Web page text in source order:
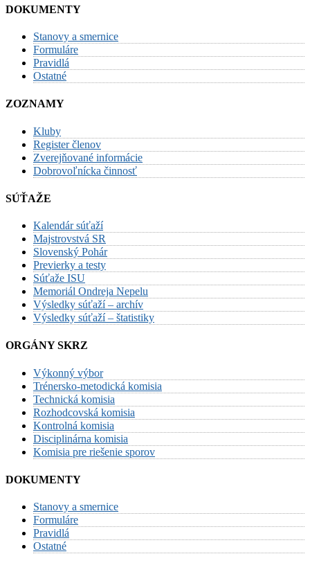
DOKUMENTY
Stanovy a smernice
Formuláre
Pravidlá
Ostatné
ZOZNAMY
Kluby
Register členov
Zverejňované informácie
Dobrovoľnícka činnosť
SÚŤAŽE
Kalendár súťaží
Majstrovstvá SR
Slovenský Pohár
Previerky a testy
Súťaže ISU
Memoriál Ondreja Nepelu
Výsledky súťaží – archív
Výsledky súťaží – štatistiky
ORGÁNY SKRZ
Výkonný výbor
Trénersko-metodická komisia
Technická komisia
Rozhodcovská komisia
Kontrolná komisia
Disciplinárna komisia
Komisia pre riešenie sporov
DOKUMENTY
Stanovy a smernice
Formuláre
Pravidlá
Ostatné